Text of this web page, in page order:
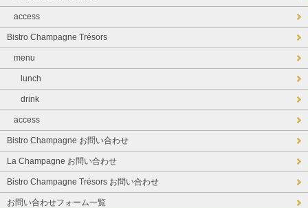
access
Bistro Champagne Trésors
menu
lunch
drink
access
Bistro Champagne お問い合わせ
La Champagne お問い合わせ
Bistro Champagne Trésors お問い合わせ
お問い合わせフォーム一覧